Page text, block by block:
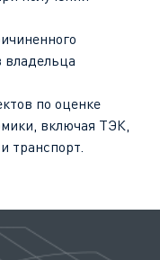
по оценке
включая ТЭК,
транспорт.